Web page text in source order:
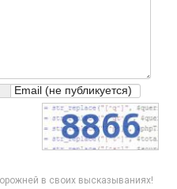
в своих высказываниях!